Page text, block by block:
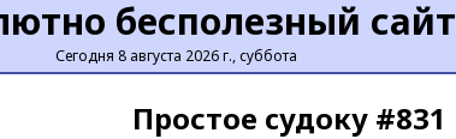
бесполезный сайт
Сегодня 8 августа 2026 г., суббота
Простое cудоку #831